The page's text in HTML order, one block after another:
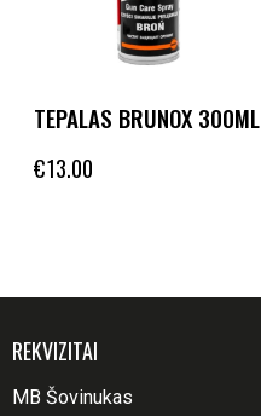
TEPALAS BRUNOX 300ML
€13.00
REKVIZITAI
MB Šovinukas